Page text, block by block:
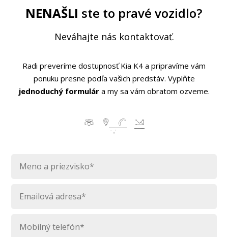
NENAŠLI ste to pravé vozidlo?
Neváhajte nás kontaktovať.
Radi preveríme dostupnosť Kia K4 a pripravíme vám
ponuku presne podľa vašich predstáv. Vyplňte
jednoduchý formulára my sa vám obratom ozveme.